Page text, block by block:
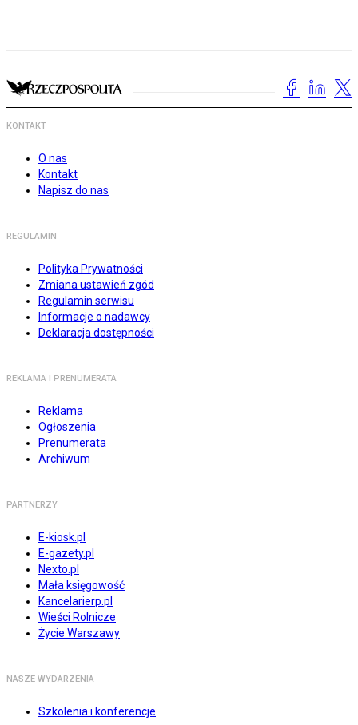
KONTAKT
O nas
Kontakt
Napisz do nas
REGULAMIN
Polityka Prywatności
Zmiana ustawień zgód
Regulamin serwisu
Informacje o nadawcy
Deklaracja dostępności
REKLAMA I PRENUMERATA
Reklama
Ogłoszenia
Prenumerata
Archiwum
PARTNERZY
E-kiosk.pl
E-gazety.pl
Nexto.pl
Mała księgowość
Kancelarierp.pl
Wieści Rolnicze
Życie Warszawy
NASZE WYDARZENIA
Szkolenia i konferencje